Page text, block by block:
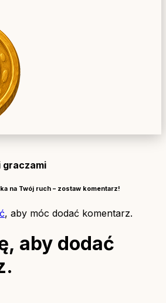
graczami
na Twój ruch – zostaw komentarz!
, aby móc dodać komentarz.
aby dodać